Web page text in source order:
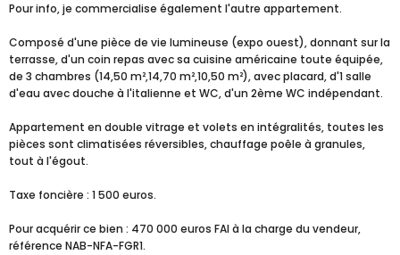
Pour info, je commercialise également l'autre appartement.
Composé d'une pièce de vie lumineuse (expo ouest), donnant sur la
terrasse, d'un coin repas avec sa cuisine américaine toute équipée,
de 3 chambres (14,50 m²,14,70 m²,10,50 m²), avec placard, d'1 salle
d'eau avec douche à l'italienne et WC, d'un 2ème WC indépendant.
Appartement en double vitrage et volets en intégralités, toutes les
pièces sont climatisées réversibles, chauffage poêle à granules,
tout à l'égout.
Taxe foncière : 1 500 euros.
Pour acquérir ce bien : 470 000 euros FAI à la charge du vendeur,
référence NAB-NFA-FGR1.